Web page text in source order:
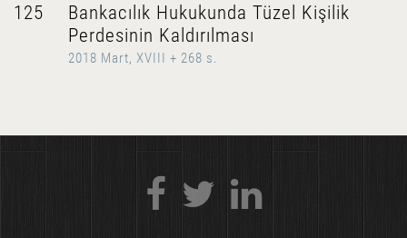
125
Bankacılık Hukukunda Tüzel Kişilik
Perdesinin Kaldırılması
2018 Mart, XVIII + 268 s.